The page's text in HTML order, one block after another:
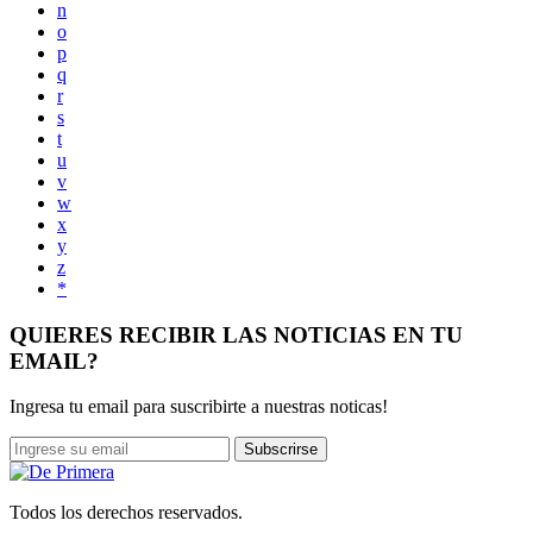
n
o
p
q
r
s
t
u
v
w
x
y
z
*
QUIERES RECIBIR LAS NOTICIAS EN TU
EMAIL?
Ingresa tu email para suscribirte a nuestras noticas!
Subscrirse
Todos los derechos reservados.